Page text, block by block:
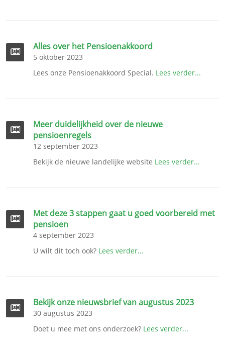
Alles over het Pensioenakkoord
5 oktober 2023
Lees onze Pensioenakkoord Special. Lees verder...
Meer duidelijkheid over de nieuwe
pensioenregels
12 september 2023
Bekijk de nieuwe landelijke website Lees verder...
Met deze 3 stappen gaat u goed voorbereid met
pensioen
4 september 2023
U wilt dit toch ook? Lees verder...
Bekijk onze nieuwsbrief van augustus 2023
30 augustus 2023
Doet u mee met ons onderzoek? Lees verder...